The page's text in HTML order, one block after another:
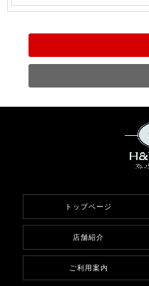
トップページ
店舗紹介
ご利用案内